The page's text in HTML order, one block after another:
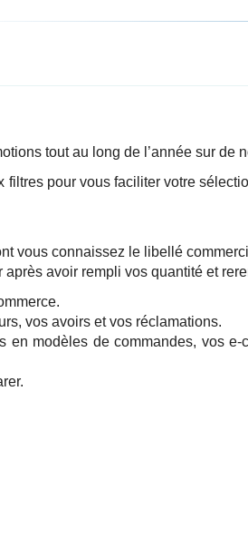
tout au long de l’année sur de
pour vous faciliter votre
vous connaissez le libellé
avoir rempli vos quantité et
vos avoirs et vos réclamations.
modèles de commandes, vos